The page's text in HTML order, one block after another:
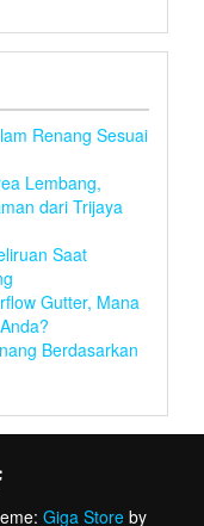
Renang Sesuai
Lembang,
dari Trijaya
Saat
Gutter, Mana
Berdasarkan
Giga Store by